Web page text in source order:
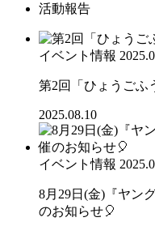
活動報告
イベント情報
第2回「ひょうごふ
2025.08.10
イベント情報
8月29日(金)『ヤン
のお知らせ🎈